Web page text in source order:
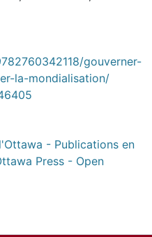
gouverner-
la-mondialisation/
- Publications en
Press - Open